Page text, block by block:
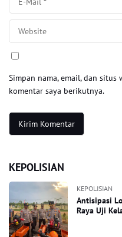
Simpan nama, email, dan
komentar saya berikutnya.
KEPOLISIAN
KEPOLISIAN
Antisipasi
Raya Uji